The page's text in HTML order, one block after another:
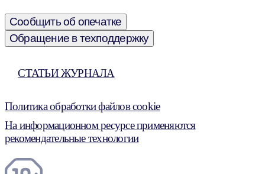
Сообщить об опечатке
Обращение в техподдержку
СТАТЬИ ЖУРНАЛА
Политика обработки файлов cookie
На информационном ресурсе применяются
рекомендательные технологии